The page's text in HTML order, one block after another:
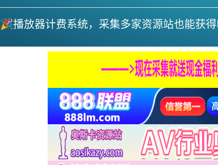
🎉播放器计费系统，采集多家资源站也能获